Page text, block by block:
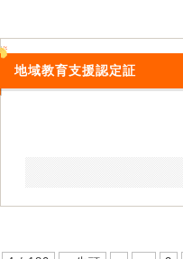
地域教育支援認定証